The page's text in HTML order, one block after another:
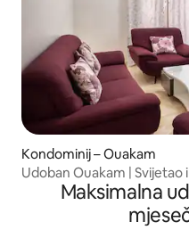
Kondominij – Ouakam
Udoban Ouakam | Svijetao
Maksimalna